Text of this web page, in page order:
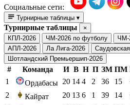
Социальные сети:
Турнирные таблицы ▾
Турнирные таблицы
×
КПЛ-2026
ЧМ-2026 по футболу
ЧМ-
АПЛ-2026
Ла Лига-2026
Шотландский Премьершип-2026
# Команда И В Н П ЗМ ПМ
1
Ордабасы 20 14 4 2 36 15
2
Кайрат 20 13 6 1 39 14